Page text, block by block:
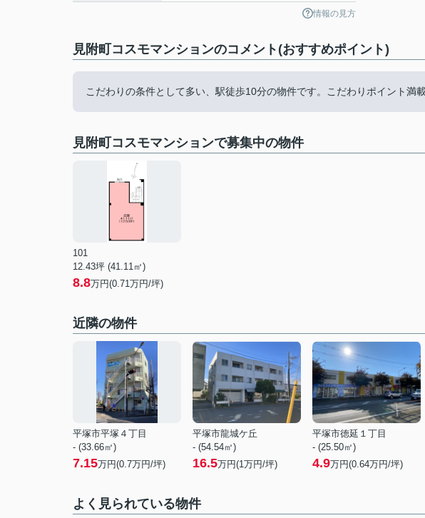
情報の見方
見附町コスモマンションのコメント(おすすめポイント)
こだわりの条件として多い、駅徒歩10分の物件です。こだわりポイント満
見附町コスモマンションで募集中の物件
101
12.43坪 (41.11㎡)
8.8万円(0.71万円/坪)
近隣の物件
平塚市平塚４丁目
- (33.66㎡)
7.15万円(0.7万円/坪)
平塚市龍城ケ丘
- (54.54㎡)
16.5万円(1万円/坪)
平塚市徳延１丁目
- (25.50㎡)
4.9万円(0.64万円/坪)
よく見られている物件